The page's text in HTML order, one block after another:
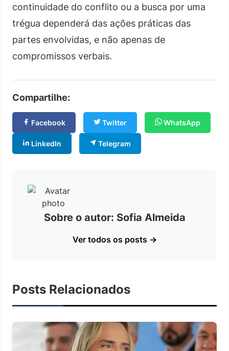
continuidade do conflito ou a busca por uma
trégua dependerá das ações práticas das
partes envolvidas, e não apenas de
compromissos verbais.
Compartilhe:
Facebook Twitter WhatsApp
LinkedIn Telegram
Sobre o autor: Sofia Almeida
Ver todos os posts →
Posts Relacionados